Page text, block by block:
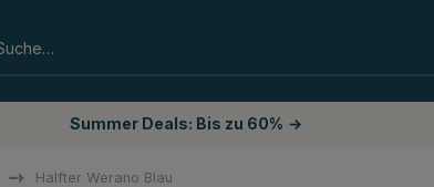
Summer Deals: Bis zu 60% →
Halfter Werano Blau